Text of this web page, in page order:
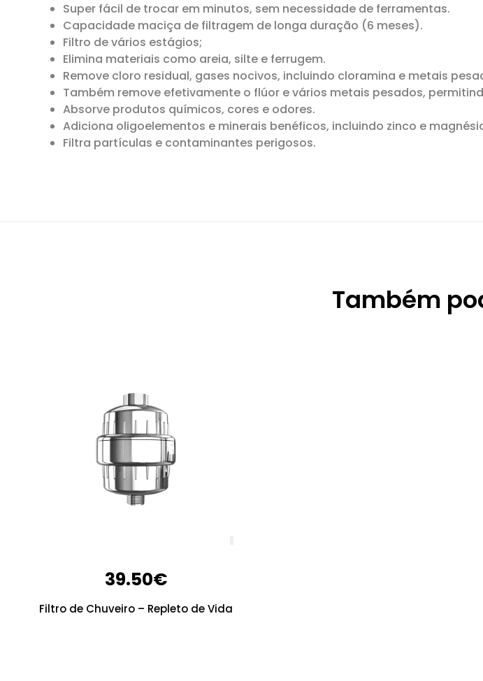
Super fácil de trocar em minutos, sem necessidade de ferramentas.
Capacidade maciça de filtragem de longa duração (6 meses).
Filtro de vários estágios;
Elimina materiais como areia, silte e ferrugem.
Remove cloro residual, gases nocivos, incluindo cloramina e metais
Também remove efetivamente o flúor e vários metais pesados,
Absorve produtos químicos, cores e odores.
Adiciona oligoelementos e minerais benéficos, incluindo zinco e
Filtra partículas e contaminantes perigosos.
Também
39.50€
Filtro de Chuveiro – Repleto de Vida